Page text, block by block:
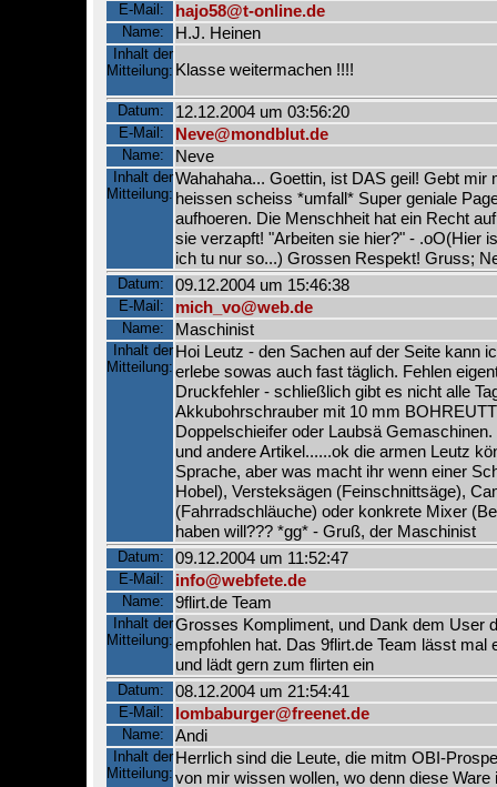
E-Mail: hajo58@t-online.de
Name: H.J. Heinen
Inhalt der
Mitteilung: Klasse weitermachen !!!!
Datum: 12.12.2004 um 03:56:20
E-Mail: Neve@mondblut.de
Name: Neve
Inhalt der
Mitteilung:
Wahahaha... Goettin, ist DAS geil! Gebt mir
heissen scheiss *umfall* Super geniale
aufhoeren. Die Menschheit hat ein Recht
sie verzapft! "Arbeiten sie hier?" - .oO(Hier
ich tu nur so...) Grossen Respekt! Gruss;
Datum: 09.12.2004 um 15:46:38
E-Mail: mich_vo@web.de
Name: Maschinist
Inhalt der
Mitteilung:
Hoi Leutz - den Sachen auf der Seite kann
erlebe sowas auch fast täglich. Fehlen
Druckfehler - schließlich gibt es nicht alle
Akkubohrschrauber mit 10 mm
Doppelschieifer oder Laubsä
und andere Artikel......ok die armen Leutz
Sprache, aber was macht ihr wenn einer
Hobel), Versteksägen (Feinschnittsäge),
(Fahrradschläuche) oder konkrete Mixer
haben will??? *gg* - Gruß, der Maschinist
Datum: 09.12.2004 um 11:52:47
E-Mail: info@webfete.de
Name: 9flirt.de Team
Inhalt der
Mitteilung:
Grosses Kompliment, und Dank dem User
empfohlen hat. Das 9flirt.de Team lässt mal
und lädt gern zum flirten ein
Datum: 08.12.2004 um 21:54:41
E-Mail: lombaburger@freenet.de
Name: Andi
Inhalt der
Mitteilung:
Herrlich sind die Leute, die mitm OBI-
von mir wissen wollen, wo denn diese Ware